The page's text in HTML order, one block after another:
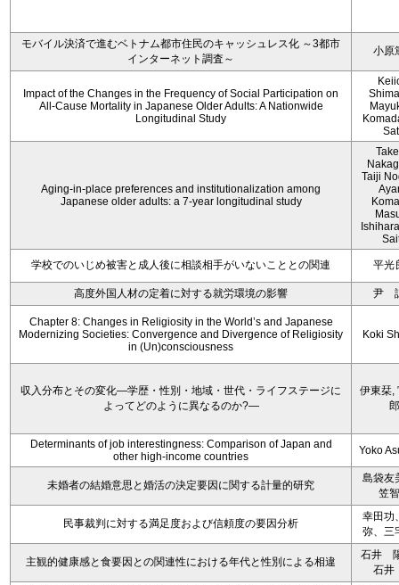
モバイル決済で進むベトナム都市住民のキャッシュレス化 ～3都市
インターネット調査～
小原
Impact of the Changes in the Frequency of Social Participation on
All-Cause Mortality in Japanese Older Adults: A Nationwide
Longitudinal Study
Aging-in-place preferences and institutionalization among
Japanese older adults: a 7-year longitudinal study
Taiji
学校でのいじめ被害と成人後に相談相手がいないこととの関連 平光
高度外国人材の定着に対する就労環境の影響 尹
Chapter 8: Changes in Religiosity in the World’s and Japanese
Modernizing Societies: Convergence and Divergence of Religiosity
in (Un)consciousness
Koki
収入分布とその変化―学歴・性別・地域・世代・ライフステージに
よってどのように異なるのか?―
伊東栞,
郎
Determinants of job interestingness: Comparison of Japan and
other high-income countries
Yoko
未婚者の結婚意思と婚活の決定要因に関する計量的研究
島袋友
笠
民事裁判に対する満足度および信頼度の要因分析
幸田功
弥、三
主観的健康感と食要因との関連性における年代と性別による相違
石井
石